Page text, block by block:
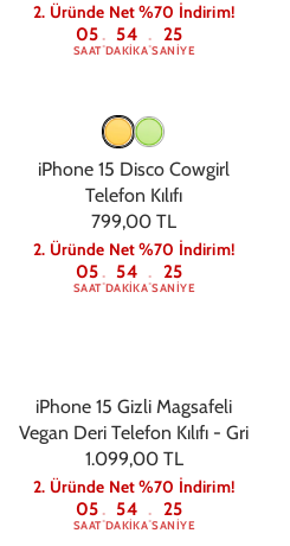
2. Üründe Net %70 İndirim!
05
SAAT: 54
DAKIKA: 24
SANIYE
iPhone 15 Disco Cowgirl
Telefon Kılıfı
799,00 TL
2. Üründe Net %70 İndirim!
05
SAAT: 54
DAKIKA: 24
SANIYE
iPhone 15 Gizli Magsafeli
Vegan Deri Telefon Kılıfı - Gri
1.099,00 TL
2. Üründe Net %70 İndirim!
05
SAAT: 54
DAKIKA: 24
SANIYE